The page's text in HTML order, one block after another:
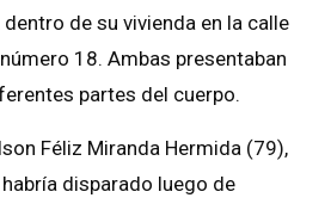
de su vivienda en la calle
18. Ambas presentaban
partes del cuerpo.
Féliz Miranda Hermida (79),
disparado luego de